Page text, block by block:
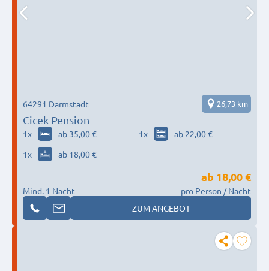
Cicek Pension
64291 Darmstadt 26,73 km
1x ab 35,00 € 1x
ab 22,00 €
1x ab 18,00 €
Mind. 1 Nacht
ab 18,00 €
pro Person / Nacht
ZUM ANGEBOT